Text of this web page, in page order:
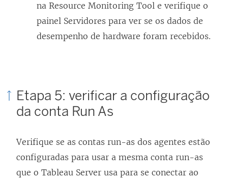
na Resource Monitoring Tool e verifique o
painel Servidores para ver se os dados de
desempenho de hardware foram recebidos.
Etapa 5: verificar a configuração
da conta Run As
Verifique se as contas run-as dos agentes estão
configuradas para usar a mesma conta run-as
que o Tableau Server usa para se conectar ao